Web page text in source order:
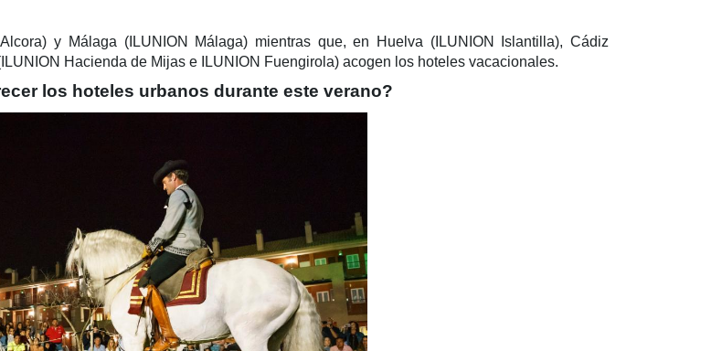
y Málaga (ILUNION Málaga) mientras que, en Huelva (ILUNION Islantilla), Cádiz
Hacienda de Mijas e ILUNION Fuengirola) acogen los hoteles vacacionales.
los hoteles urbanos durante este verano?